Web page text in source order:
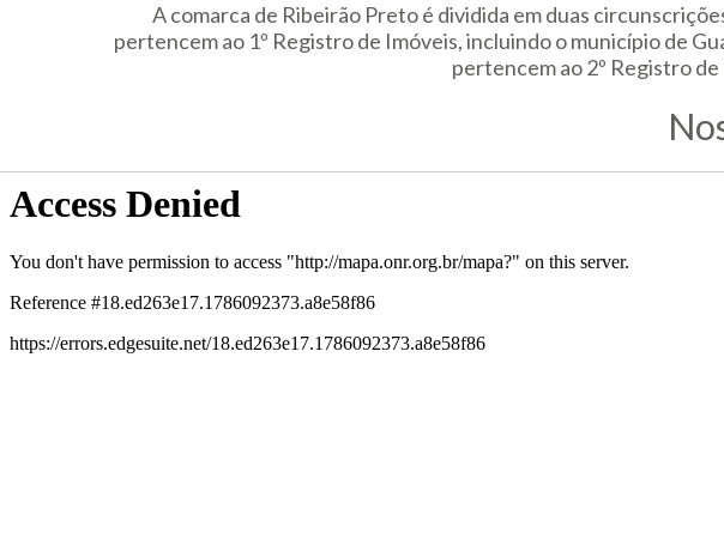
A comarca de Ribeirão Preto é dividida em duas
pertencem ao 1º Registro de Imóveis, incluindo o município de
pertencem ao 2º Registro